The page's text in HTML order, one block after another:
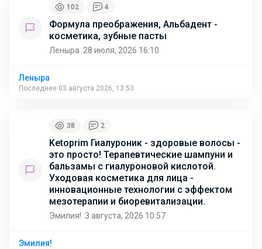
102 4
Формула преображения, Альбадент -
косметика, зубные пасты
Леныра 28 июля, 2026 16:10
Леныра
Последнее 03 августа 2026, 13:53
38 2
Ketoprim Гиалуроник - здоровые волосы -
это просто! Терапевтические шампуни и
бальзамы с гиалуроновой кислотой.
Уходовая косметика для лица -
инновационные технологии с эффектом
мезотерапии и биоревитализации.
Эмилия! 3 августа, 2026 10:57
Эмилия!